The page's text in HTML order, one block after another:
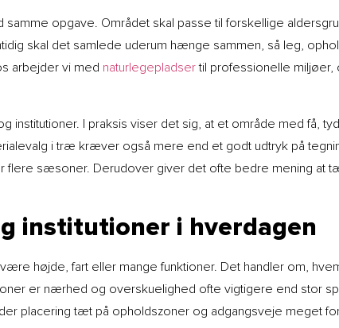
opgave. Området skal passe til forskellige
skal det samlede uderum hænge sammen, så leg,
arbejder vi med naturlegepladsertil professionelle
institutioner. I praksis viser det sig, at et område med få,
i træ kræver også mere end et godt udtryk på
flere sæsoner. Derudover giver det ofte bedre mening at
institutioner i hverdagen
højde, fart eller mange funktioner. Det handler om,
er nærhed og overskuelighed ofte vigtigere end stor
placering tæt på opholdszoner og adgangsveje meget